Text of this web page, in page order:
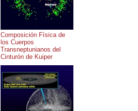
Composición Física de
los Cuerpos
Transneptunianos del
Cinturón de Kuiper